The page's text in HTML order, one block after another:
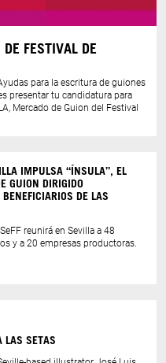
FESTIVAL DE
para la escritura de guiones
presentar tu candidatura para
Mercado de Guion del Festival
IMPULSA “ÍNSULA”, EL
GUION DIRIGIDO
DE LAS
reunirá en Sevilla a 48
y a 20 empresas productoras.
LAS SETAS